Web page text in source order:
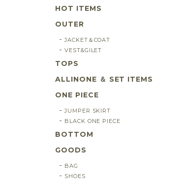
HOT ITEMS
OUTER
JACKET＆COAT
VEST&GILET
TOPS
ALLINONE ＆ SET ITEMS
ONE PIECE
JUMPER SKIRT
BLACK ONE PIECE
BOTTOM
GOODS
BAG
SHOES